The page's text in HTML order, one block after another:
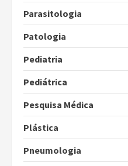
Parasitologia
Patologia
Pediatria
Pediátrica
Pesquisa Médica
Plástica
Pneumologia